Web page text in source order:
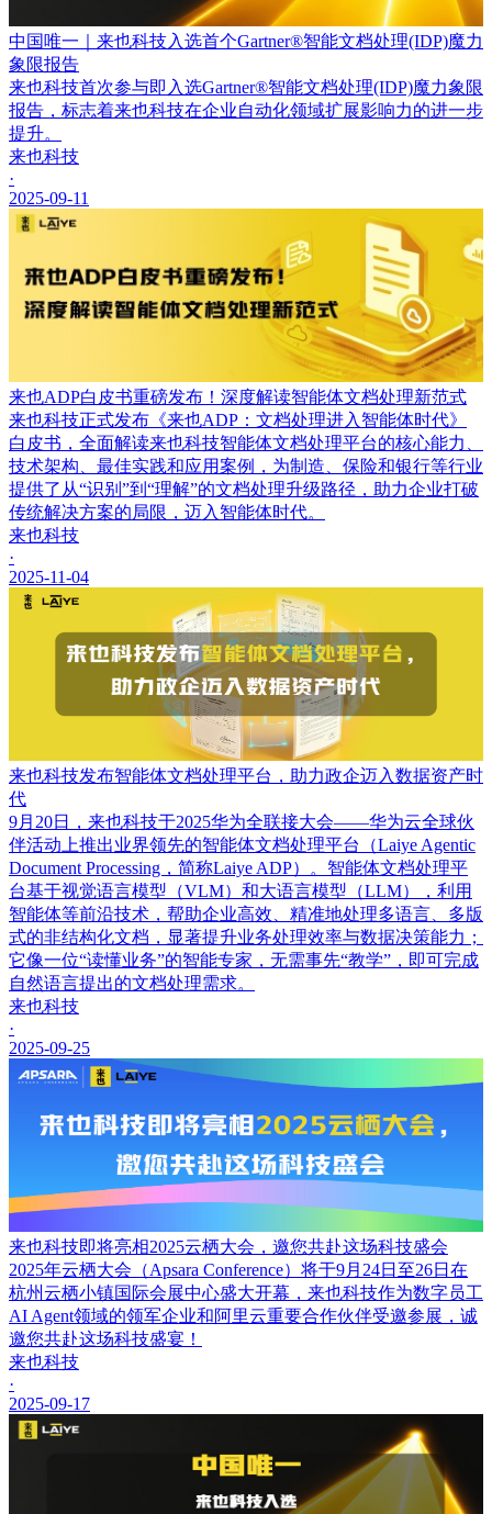
中国唯一｜来也科技入选首个Gartner®智能文档处理(IDP)魔力
象限报告
来也科技首次参与即入选Gartner®智能文档处理(IDP)魔力象限
报告，标志着来也科技在企业自动化领域扩展影响力的进一步
提升。
来也科技
·
2025-09-11
来也ADP白皮书重磅发布！深度解读智能体文档处理新范式
来也科技正式发布《来也ADP：文档处理进入智能体时代》
白皮书，全面解读来也科技智能体文档处理平台的核心能力、
技术架构、最佳实践和应用案例，为制造、保险和银行等行业
提供了从“识别”到“理解”的文档处理升级路径，助力企业打破
传统解决方案的局限，迈入智能体时代。
来也科技
·
2025-11-04
来也科技发布智能体文档处理平台，助力政企迈入数据资产时
代
9月20日，来也科技于2025华为全联接大会——华为云全球伙
伴活动上推出业界领先的智能体文档处理平台（Laiye Agentic
Document Processing，简称Laiye ADP）。智能体文档处理平
台基于视觉语言模型（VLM）和大语言模型（LLM），利用
智能体等前沿技术，帮助企业高效、精准地处理多语言、多版
式的非结构化文档，显著提升业务处理效率与数据决策能力；
它像一位“读懂业务”的智能专家，无需事先“教学”，即可完成
自然语言提出的文档处理需求。
来也科技
·
2025-09-25
来也科技即将亮相2025云栖大会，邀您共赴这场科技盛会
2025年云栖大会（Apsara Conference）将于9月24日至26日在
杭州云栖小镇国际会展中心盛大开幕，来也科技作为数字员工
AI Agent领域的领军企业和阿里云重要合作伙伴受邀参展，诚
邀您共赴这场科技盛宴！
来也科技
·
2025-09-17